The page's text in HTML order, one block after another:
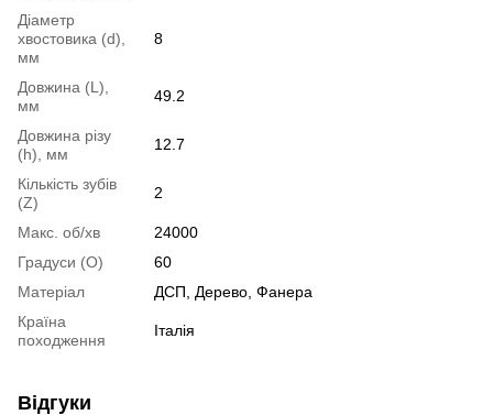
Діаметр
хвостовика (d),
мм
8
Довжина (L),
мм
49.2
Довжина різу
(h), мм
12.7
Кількість зубів
(Z)
2
Макс. об/хв
24000
Градуси (О)
60
Матеріал
ДСП, Дерево, Фанера
Країна
походження
Італія
Відгуки